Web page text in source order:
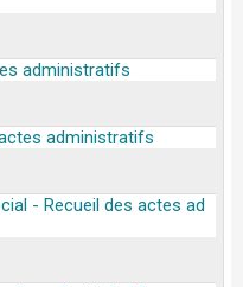
administratifs
administratifs
- Recueil des actes ad